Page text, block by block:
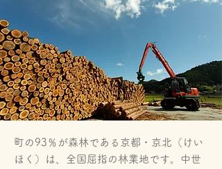
町の93％が森林である京都・京北（けい
ほく）は、全国屈指の林業地です。中世